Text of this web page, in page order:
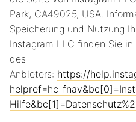
Park, CA49025, USA.
Speicherung und Nutzung
Instagram LLC finden Sie
des
Anbieters: https://